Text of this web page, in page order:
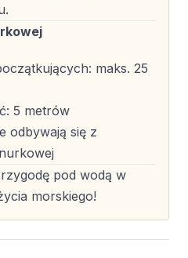
przez instruktora,
uczestników.
pływać, snorkelować
maks. 25
5 metrów
odbywają się z
pod wodą w
morskiego!